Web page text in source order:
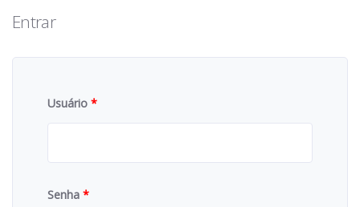
Entrar
Usuário *
Senha *